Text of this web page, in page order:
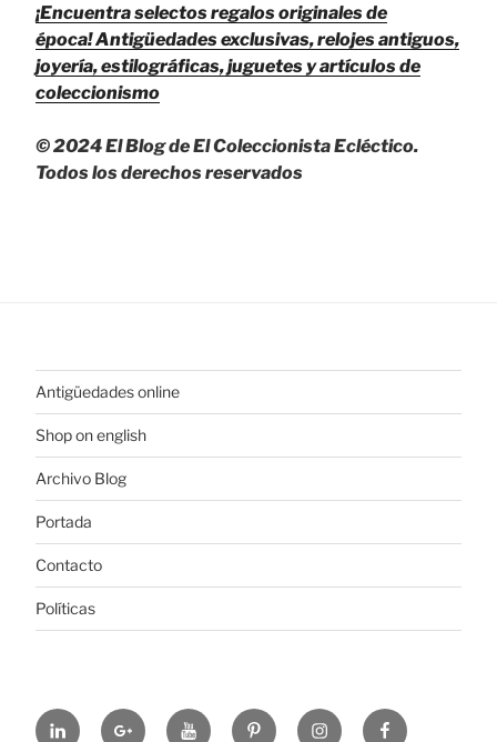
¡Encuentra selectos regalos originales de
época!Antigüedades exclusivas, relojes antiguos,
joyería, estilográficas, juguetes y artículos de
coleccionismo
© 2024 El Blog de El Coleccionista Ecléctico.
Todos los derechos reservados
Antigüedades online
Shop on english
Archivo Blog
Portada
Contacto
Políticas
https://www.linkedin.com/in/%C3%B3scar-
https://plus.google.com/u/0/
https://www.youtube.com/channel/
https://es.pinterest.com/
https://
https://